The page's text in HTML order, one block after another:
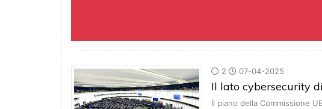
2 07-04-2025
Il lato cybersecurity
Il piano della Commissione